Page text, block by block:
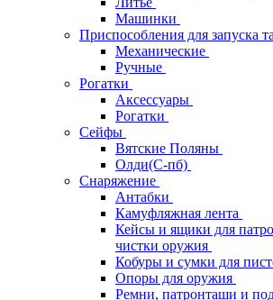
Машинки
Приспособления для запуска
Механические
Ручные
Рогатки
Аксессуары
Рогатки
Сейфы
Вятские Поляны
Олди(С-пб)
Снаряжение
Антабки
Камуфляжная лента
Кейсы и ящики для
чистки оружия
Кобуры и сумки для
Опоры для оружия
Ремни, патронташи и